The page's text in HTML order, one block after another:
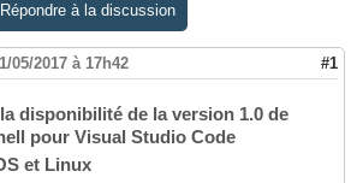
Répondre à la discussion
05/2017 à 17h42 #1
disponibilité de la version 1.0 de
pour Visual Studio Code
et Linux